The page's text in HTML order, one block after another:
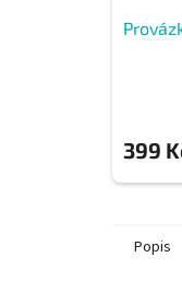
399
Popis